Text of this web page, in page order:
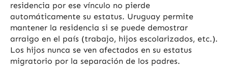
residencia por ese vínculo no pierde
automáticamente su estatus. Uruguay permite
mantener la residencia si se puede demostrar
arraigo en el país (trabajo, hijos escolarizados, etc.).
Los hijos nunca se ven afectados en su estatus
migratorio por la separación de los padres.